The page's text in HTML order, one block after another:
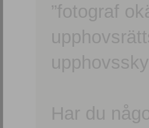
”fotograf
Har du